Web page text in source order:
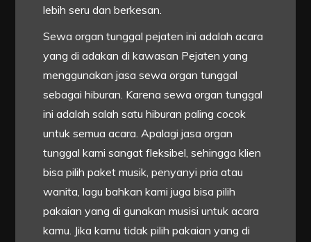
lebih seru dan berkesan.
Sewa organ tunggal pejaten ini adalah acara
yang di adakan di kawasan Pejaten yang
menggunakan jasa sewa organ tunggal
sebagai hiburan. Karena sewa organ tunggal
ini adalah salah satu hiburan paling cocok
untuk semua acara. Apalagi jasa organ
tunggal kami sangat fleksibel, sehingga klien
bisa pilih paket musik, penyanyi pria atau
wanita, lagu bahkan kami juga bisa pilih
pakaian yang di gunakan musisi untuk acara
kamu. Jika kamu tidak pilih pakaian yang di